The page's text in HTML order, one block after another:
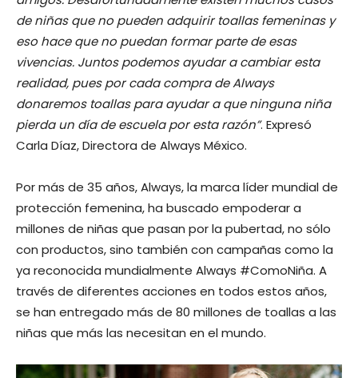
de niñas que no pueden adquirir toallas femeninas y
eso hace que no puedan formar parte de esas
vivencias. Juntos podemos ayudar a cambiar esta
realidad, pues por cada compra de Always
donaremos toallas para ayudar a que ninguna niña
pierda un día de escuela por esta razón”. Expresó
Carla Díaz, Directora de Always México.
Por más de 35 años, Always, la marca líder mundial de
protección femenina, ha buscado empoderar a
millones de niñas que pasan por la pubertad, no sólo
con productos, sino también con campañas como la
ya reconocida mundialmente Always #ComoNiña. A
través de diferentes acciones en todos estos años,
se han entregado más de 80 millones de toallas a las
niñas que más las necesitan en el mundo.